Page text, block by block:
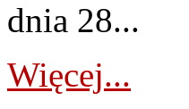
dnia 28...
Więcej...